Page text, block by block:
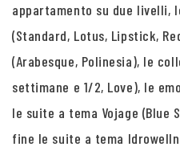
appartamento su due livelli,
(Standard, Lotus, Lipstick,
(Arabesque, Polinesia), le
settimane e 1/2, Love), le
le suite a tema Vojage (Blue
fine le suite a tema